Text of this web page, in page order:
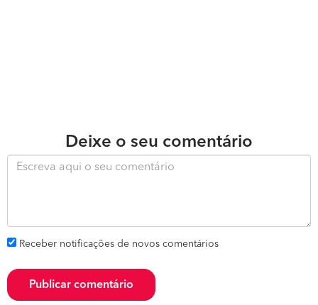
Deixe o seu comentário
Receber notificações de novos comentários
Publicar comentário